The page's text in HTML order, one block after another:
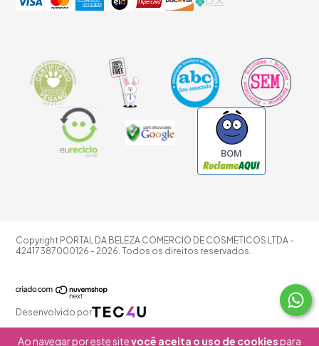
Ao navegar por este sitevocê aceita o uso de cookiespara
BOM
Copyright PORTAL DA BELEZA COMERCIO DE COSMETICOS LTDA -
42417387000126 - 2026. Todos os direitos reservados.
Desenvolvido por